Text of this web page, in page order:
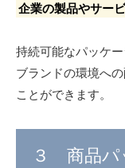
企業の製品やサー
持続可能なパッケ
ブランドの環境へ
ことができます。
３ 商品パ